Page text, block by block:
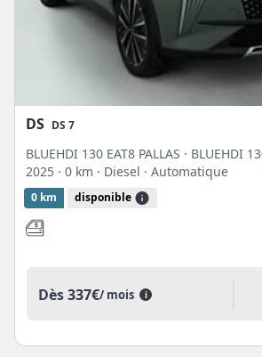
DS DS 7
BLUEHDI 130 EAT8 PALLAS · BLUEHDI
2025 · 0 km · Diesel · Automatique
0 km disponible
Dès337€/ mois i